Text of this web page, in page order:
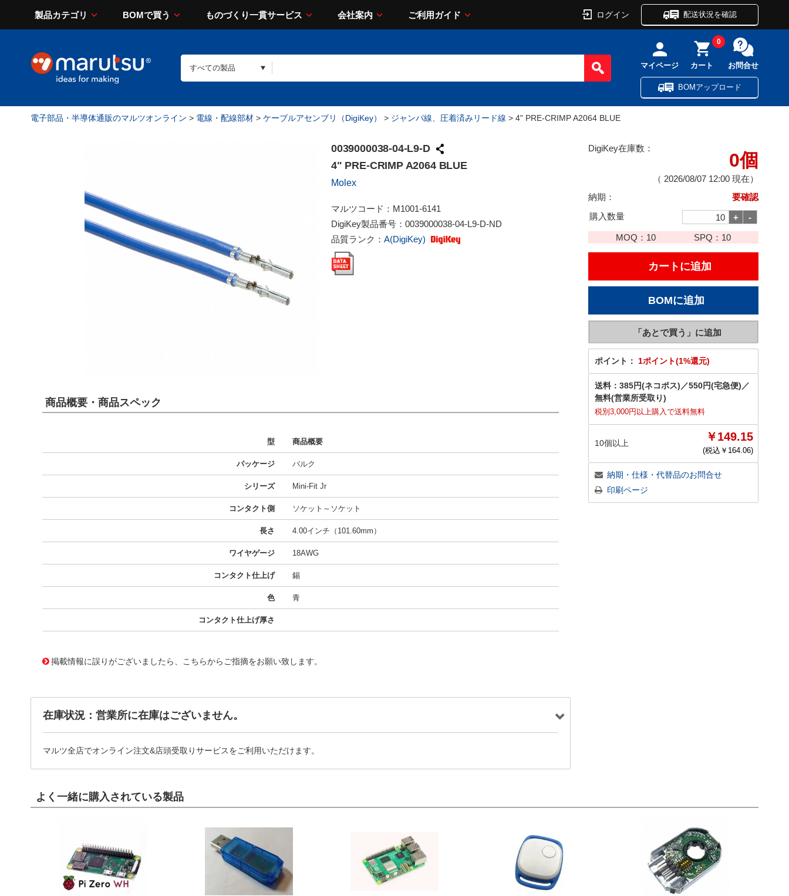
製品カテゴリ BOMで買う ものづくり一貫サービス 会社案内 ご利用ガイド ログイン 配送状況を確認
マイページ カート
0
お問合せ
BOMアップロード
電子部品・半導体通販のマルツオンライン > 電線・配線部材 > ケーブルアセンブリ（DigiKey） > ジャンパ線、圧着済みリード線 > 4" PRE-CRIMP A2064 BLUE
0039000038-04-L9-D
4" PRE-CRIMP A2064 BLUE
Molex
マルツコード： M1001-6141
DigiKey製品番号： 0039000038-04-L9-D-ND
品質ランク： A(DigiKey)
DigiKey在庫数：
0個
（ 2026/08/07 12:00 現在）
納期：
要確認
購入数量
MOQ： 10 SPQ： 10
ポイント： 1ポイント(1%還元)
送料： 385円(ネコポス) ／550円(宅急便) ／
無料(営業所受取り)
税別3,000円以上購入で送料無料
10個以上 ￥149.15
(税込￥ 164.06)
納期・仕様・代替品のお問合せ
印刷ページ
商品概要・商品スペック
型 商品概要
パッケージ バルク
シリーズ Mini-Fit Jr
コンタクト側 ソケット～ソケット
長さ 4.00インチ（101.60mm）
ワイヤゲージ 18AWG
コンタクト仕上げ 錫
色 青
コンタクト仕上げ厚さ
掲載情報に誤りがございましたら、こちらからご指摘をお願い致します。
在庫状況：営業所に在庫はございません。
マルツ全店でオンライン注文&店頭受取りサービスをご利用いただけます。
よく一緒に購入されている製品